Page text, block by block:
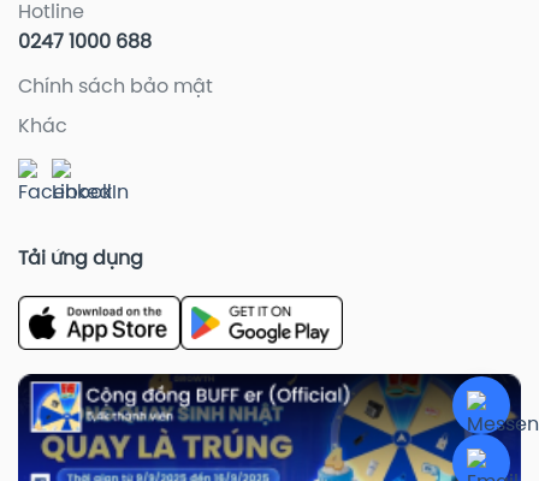
Hotline
0247 1000 688
Chính sách bảo mật
Khác
Tải ứng dụng